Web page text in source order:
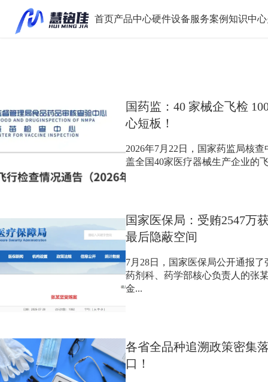
首页产品中心硬件设备服务案例知识中心
国药监：40 家械企飞检
心短板！
2026年7月22日，国家药监局核
盖全国40家医疗器械生产企业的
国家医保局：受贿2547万
最后隐蔽空间
7月28日，国家医保局公开通报
药剂科、药学部核心负责人的张
金...
各省全品种追溯政策密集
口！